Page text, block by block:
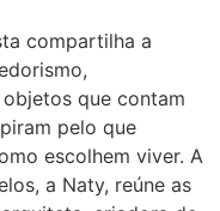
compartilha a
que contam
pelo que
escolhem viver. A
a Naty, reúne as